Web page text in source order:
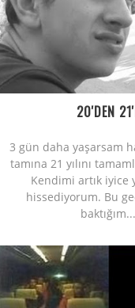
20'DEN
3 gün daha yaşarsam
tamına 21 yılını
Kendimi artık iyice
hissediyorum. Bu
baktığım...